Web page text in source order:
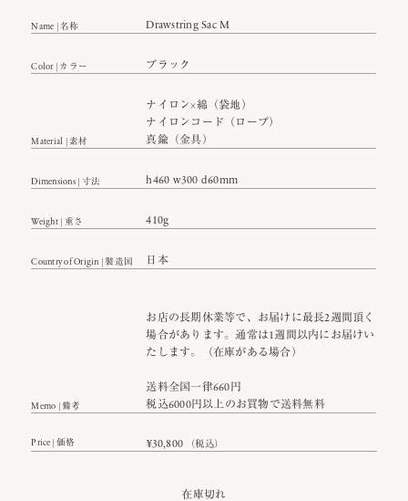
Name | 名称 Drawstring Sac M
Color | カラー ブラック
Material | 素材
ナイロン×綿（袋地）
ナイロンコード（ロープ）
真鍮（金具）
Dimensions | 寸法 h460 w300 d60mm
Weight | 重さ 410g
Country of Origin | 製造国 日本
Memo | 備考
お店の長期休業等で、お届けに最長2週間頂く
場合があります。通常は1週間以内にお届けい
たします。（在庫がある場合）
送料全国一律660円
税込6000円以上のお買物で送料無料
Price | 価格 ¥30,800 （税込）
在庫切れ